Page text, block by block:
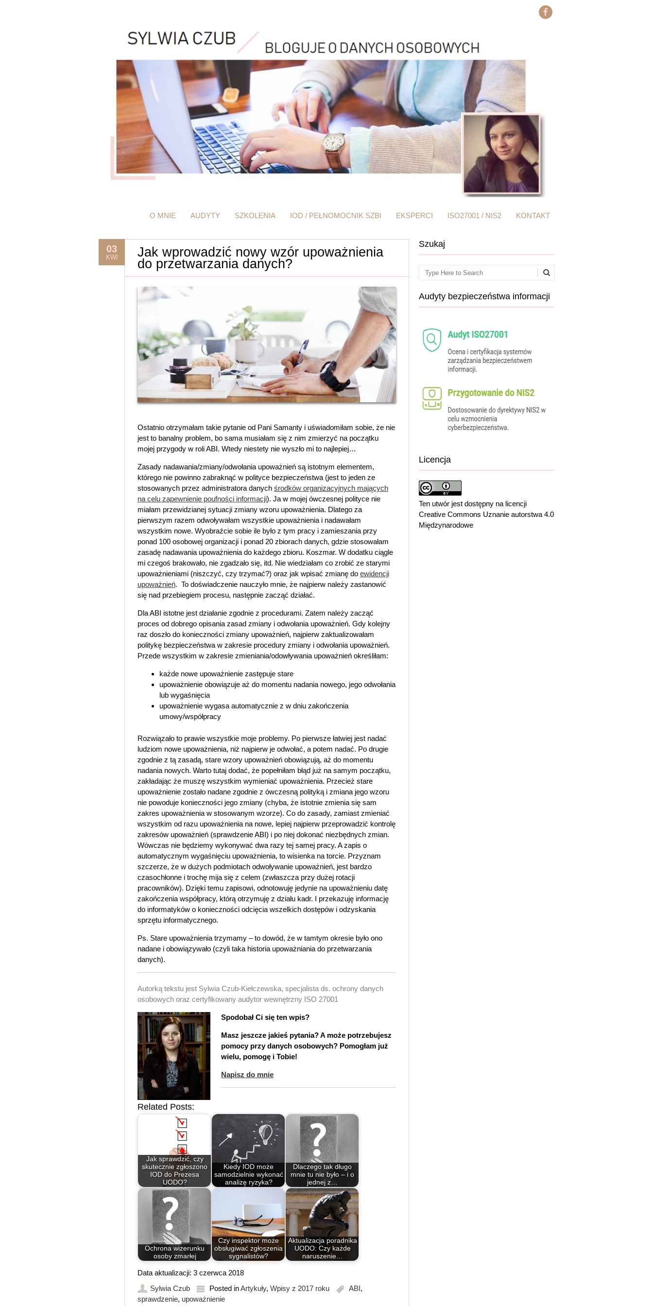
O MNIE AUDYTY SZKOLENIA IOD / PEŁNOMOCNIK SZBI EKSPERCI ISO27001 / NIS2 KONTAKT
03
KWI
Jak wprowadzić nowy wzór upoważnienia
do przetwarzania danych?
Ostatnio otrzymałam takie pytanie od Pani Samanty i uświadomiłam sobie, że nie
jest to banalny problem, bo sama musiałam się z nim zmierzyć na początku
mojej przygody w roli ABI. Wtedy niestety nie wyszło mi to najlepiej…
Zasady nadawania/zmiany/odwołania upoważnień są istotnym elementem,
którego nie powinno zabraknąć w polityce bezpieczeństwa (jest to jeden ze
stosowanych przez administratora danych środków organizacyjnych mających
na celu zapewnienie poufności informacji). Ja w mojej ówczesnej polityce nie
miałam przewidzianej sytuacji zmiany wzoru upoważnienia. Dlatego za
pierwszym razem odwoływałam wszystkie upoważnienia i nadawałam
wszystkim nowe. Wyobraźcie sobie ile było z tym pracy i zamieszania przy
ponad 100 osobowej organizacji i ponad 20 zbiorach danych, gdzie stosowałam
zasadę nadawania upoważnienia do każdego zbioru. Koszmar. W dodatku ciągle
mi czegoś brakowało, nie zgadzało się, itd. Nie wiedziałam co zrobić ze starymi
upoważnieniami (niszczyć, czy trzymać?) oraz jak wpisać zmianę do ewidencji
upoważnień. To doświadczenie nauczyło mnie, że najpierw należy zastanowić
się nad przebiegiem procesu, następnie zacząć działać.
Dla ABI istotne jest działanie zgodnie z procedurami. Zatem należy zacząć
proces od dobrego opisania zasad zmiany i odwołania upoważnień. Gdy kolejny
raz doszło do konieczności zmiany upoważnień, najpierw zaktualizowałam
politykę bezpieczeństwa w zakresie procedury zmiany i odwołania upoważnień.
Przede wszystkim w zakresie zmieniania/odowływania upoważnień określiłam:
każde nowe upoważnienie zastępuje stare
upoważnienie obowiązuje aż do momentu nadania nowego, jego odwołania
lub wygaśnięcia
upoważnienie wygasa automatycznie z w dniu zakończenia
umowy/współpracy
Rozwiązało to prawie wszystkie moje problemy. Po pierwsze łatwiej jest nadać
ludziom nowe upoważnienia, niż najpierw je odwołać, a potem nadać. Po drugie
zgodnie z tą zasadą, stare wzory upoważnień obowiązują, aż do momentu
nadania nowych. Warto tutaj dodać, że popełniłam błąd już na samym początku,
zakładając że muszę wszystkim wymieniać upoważnienia. Przecież stare
upoważnienie zostało nadane zgodnie z ówczesną polityką i zmiana jego wzoru
nie powoduje konieczności jego zmiany (chyba, że istotnie zmienia się sam
zakres upoważnienia w stosowanym wzorze). Co do zasady, zamiast zmieniać
wszystkim od razu upoważnienia na nowe, lepiej najpierw przeprowadzić kontrolę
zakresów upoważnień (sprawdzenie ABI) i po niej dokonać niezbędnych zmian.
Wówczas nie będziemy wykonywać dwa razy tej samej pracy. A zapis o
automatycznym wygaśnięciu upoważnienia, to wisienka na torcie. Przyznam
szczerze, że w dużych podmiotach odwoływanie upoważnień, jest bardzo
czasochłonne i trochę mija się z celem (zwłaszcza przy dużej rotacji
pracowników). Dzięki temu zapisowi, odnotowuję jedynie na upoważnieniu datę
zakończenia współpracy, którą otrzymuję z działu kadr. I przekazuję informację
do informatyków o konieczności odcięcia wszelkich dostępów i odzyskania
sprzętu informatycznego.
Ps. Stare upoważnienia trzymamy – to dowód, że w tamtym okresie było ono
nadane i obowiązywało (czyli taka historia upoważniania do przetwarzania
danych).
Autorką tekstu jest Sylwia Czub-Kiełczewska, specjalista ds. ochrony danych
osobowych oraz certyfikowany audytor wewnętrzny ISO 27001
Spodobał Ci się ten wpis?
Masz jeszcze jakieś pytania? A może potrzebujesz
pomocy przy danych osobowych? Pomogłam już
wielu, pomogę i Tobie!
Napisz do mnie
Related Posts:
Jak sprawdzić, czy
skutecznie zgłoszono
IOD do Prezesa
UODO?
Kiedy IOD może
samodzielnie wykonać
analizę ryzyka?
Dlaczego tak długo
mnie tu nie było – i o
jednej z…
Ochrona wizerunku
osoby zmarłej
Czy inspektor może
obsługiwać zgłoszenia
sygnalistów?
Aktualizacja poradnika
UODO: Czy każde
naruszenie…
Data aktualizacji: 3 czerwca 2018
Sylwia Czub
Posted inArtykuły, Wpisy z 2017 roku ABI,
sprawdzenie, upoważnienie
Szukaj
Search
Audyty bezpieczeństwa informacji
Licencja
Ten utwór jest dostępny na licencji
Creative Commons Uznanie autorstwa 4.0
Międzynarodowe